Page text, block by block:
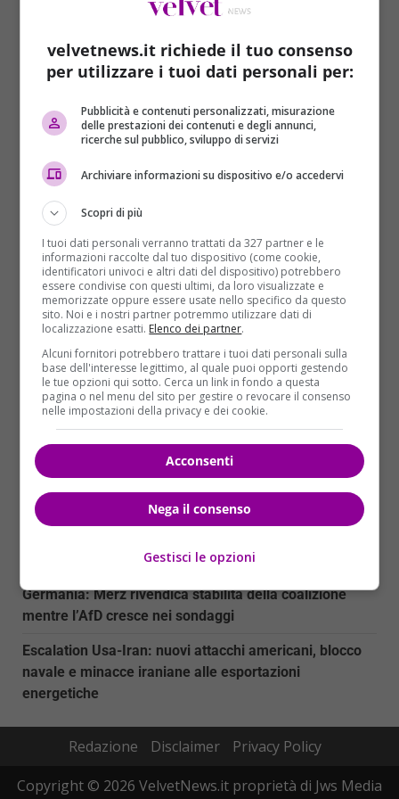
Cronaca Primo Piano
Multe non pagate? Addio vacanze, addio
passaporto
Elisabetta Francinella
Chi deve ottenere o rinnovare il passaporto dovrà
controllare di essere in regola con i pagamenti delle
cartelle...
Read More
ARTICOLI RECENTI
Myanmar: nove attivisti condannati a 37 anni di
carcere per proteste contro elezioni militari
Trump Media sotto inchiesta: la SEC indaga sulla
vendita accelerata della Truth API
Germania: Merz rivendica stabilità della coalizione
mentre l’AfD cresce nei sondaggi
Escalation Usa-Iran: nuovi attacchi americani, blocco
navale e minacce iraniane alle esportazioni
energetiche
Redazione Disclaimer
Privacy Policy
Copyright © 2026 VelvetNews.it proprietà di Jws Media
velvetnews.it richiede il tuo consenso
per utilizzare i tuoi dati personali per:
Pubblicità e contenuti personalizzati, misurazione
delle prestazioni dei contenuti e degli annunci,
ricerche sul pubblico, sviluppo di servizi
Archiviare informazioni su dispositivo e/o accedervi
Scopri di più
I tuoi dati personali verranno trattati da 327 partner e le
informazioni raccolte dal tuo dispositivo (come cookie,
identificatori univoci e altri dati del dispositivo) potrebbero
essere condivise con questi ultimi, da loro visualizzate e
memorizzate oppure essere usate nello specifico da questo
sito. Noi e i nostri partner potremmo utilizzare dati di
localizzazione esatti. Elenco dei partner.
Alcuni fornitori potrebbero trattare i tuoi dati personali sulla
base dell'interesse legittimo, al quale puoi opporti gestendo
le tue opzioni qui sotto. Cerca un link in fondo a questa
pagina o nel menu del sito per gestire o revocare il consenso
nelle impostazioni della privacy e dei cookie.
Acconsenti
Nega il consenso
Gestisci le opzioni